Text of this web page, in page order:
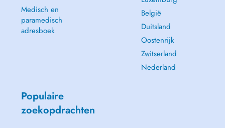
Medisch en
paramedisch
adresboek
België
Duitsland
Oostenrijk
Zwitserland
Nederland
Populaire
zoekopdrachten